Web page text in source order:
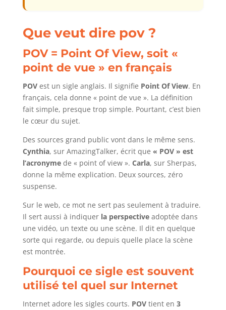
Que veut dire pov ?
POV = Point Of View, soit «
point de vue » en français
POVest un sigle anglais. Il signifie Point Of View. En
français, cela donne « point de vue ». La définition
fait simple, presque trop simple. Pourtant, c’est bien
le cœur du sujet.
Des sources grand public vont dans le même sens.
Cynthia, sur AmazingTalker, écrit que « POV » est
l’acronymede « point of view ». Carla, sur Sherpas,
donne la même explication. Deux sources, zéro
suspense.
Sur le web, ce mot ne sert pas seulement à traduire.
Il sert aussi à indiquer la perspectiveadoptée dans
une vidéo, un texte ou une scène. Il dit en quelque
sorte qui regarde, ou depuis quelle place la scène
est montrée.
Pourquoi ce sigle est souvent
utilisé tel quel sur Internet
Internet adore les sigles courts. POVtient en 3